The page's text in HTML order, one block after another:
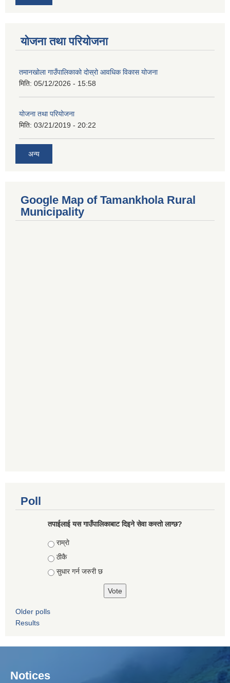
योजना तथा परियोजना
तमानखोला गाउँपालिकाको दोस्रो आवधिक विकास योजना
मिति: 05/12/2026 - 15:58
योजना तथा परियोजना
मिति: 03/21/2019 - 20:22
अन्य
Google Map of Tamankhola Rural
Municipality
Poll
तपाईलाई यस गाउँपालिकाबाट दिइने सेवा कस्तो लाग्छ?
Choices
राम्राे
ठीकै
सुधार गर्न जरुरी छ
Older polls
Results
Notices